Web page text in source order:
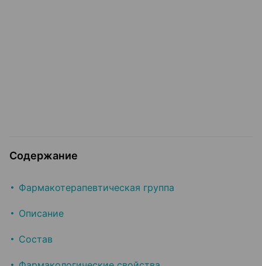
Содержание
Фармакотерапевтическая группа
Описание
Состав